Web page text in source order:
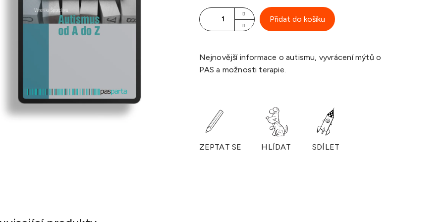
Přidat do košíku
Nejnovější informace o autismu, vyvrácení mýtů o
PAS a možnosti terapie.
ZEPTAT SE HLÍDAT SDÍLET